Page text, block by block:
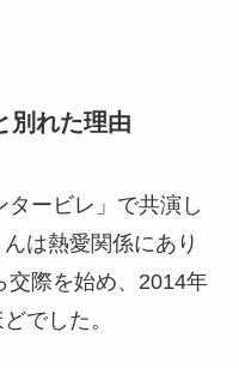
別れた理由
ービレ」で共演し
は熱愛関係にあり
交際を始め、2014年
でした。